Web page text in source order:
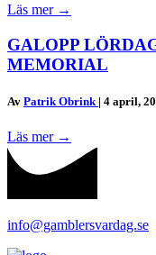
Läs mer →
GALOPP
MEMORIAL
Av Patrik Obrink | 4 april,
Läs mer →
info@gamblersvardag.se